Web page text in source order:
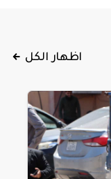
اظهار الكل